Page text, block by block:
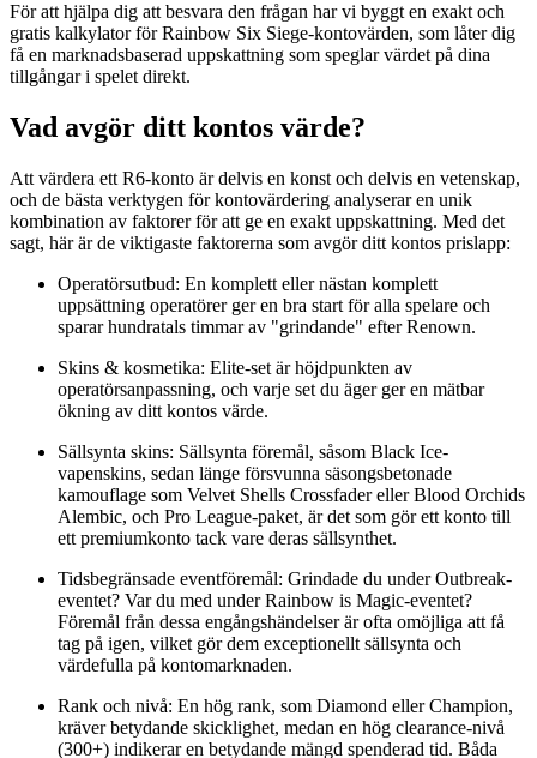
För att hjälpa dig att besvara den frågan har vi byggt en exakt och
gratis kalkylator för Rainbow Six Siege-kontovärden, som låter dig
få en marknadsbaserad uppskattning som speglar värdet på dina
tillgångar i spelet direkt.
Vad avgör ditt kontos värde?
Att värdera ett R6-konto är delvis en konst och delvis en vetenskap,
och de bästa verktygen för kontovärdering analyserar en unik
kombination av faktorer för att ge en exakt uppskattning. Med det
sagt, här är de viktigaste faktorerna som avgör ditt kontos prislapp:
Operatörsutbud: En komplett eller nästan komplett
uppsättning operatörer ger en bra start för alla spelare och
sparar hundratals timmar av "grindande" efter Renown.
Skins & kosmetika: Elite-set är höjdpunkten av
operatörsanpassning, och varje set du äger ger en mätbar
ökning av ditt kontos värde.
Sällsynta skins: Sällsynta föremål, såsom Black Ice-
vapenskins, sedan länge försvunna säsongsbetonade
kamouflage som Velvet Shells Crossfader eller Blood Orchids
Alembic, och Pro League-paket, är det som gör ett konto till
ett premiumkonto tack vare deras sällsynthet.
Tidsbegränsade eventföremål: Grindade du under Outbreak-
eventet? Var du med under Rainbow is Magic-eventet?
Föremål från dessa engångshändelser är ofta omöjliga att få
tag på igen, vilket gör dem exceptionellt sällsynta och
värdefulla på kontomarknaden.
Rank och nivå: En hög rank, som Diamond eller Champion,
kräver betydande skicklighet, medan en hög clearance-nivå
(300+) indikerar en betydande mängd spenderad tid. Båda